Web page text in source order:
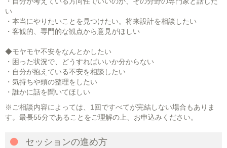
い
・本当にやりたいことを見つけたい。将来設計を相談したい
・客観的、専門的な観点から意見がほしい
◆モヤモヤ不安をなんとかしたい
・困った状況で、どうすればいいか分からない
・自分が抱えている不安を相談したい
・気持ちや頭の整理をしたい
・誰かに話を聞いてほしい
※ご相談内容によっては、1回ですべてが完結しない場合もありま
す。最長55分であることをご理解の上、お申込みください。
セッションの進め方